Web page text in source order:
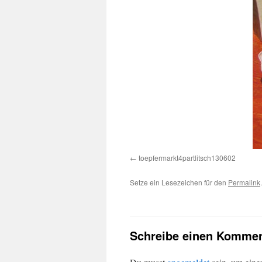
toepfermarkt4partlitsch130602
Setze ein Lesezeichen für den Permalink.
Schreibe einen